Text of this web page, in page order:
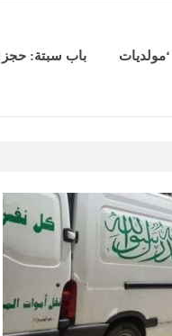
‘مولديات
باب سبتة: حجز 4كلغ من مخدر الشيرا و11كلغ من الكوكايين